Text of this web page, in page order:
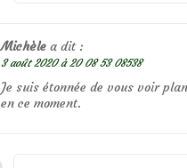
Michèle a dit :
3 août 2020 à 20 08 53 08538
Je suis étonnée de vous voir
en ce moment.